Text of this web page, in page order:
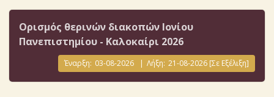
Ορισμός θερινών διακοπών Ιονίου
Πανεπιστημίου - Καλοκαίρι 2026
Έναρξη: 03-08-2026 | Λήξη: 21-08-2026 [Σε Εξέλιξη]